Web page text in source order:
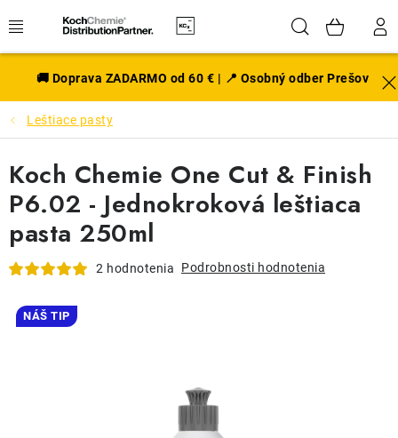
na
Hľadať
EXTERIÉR
DISKY A PNEU
INTERIÉR
PRÍSLUŠENSTVO
VÔNE DO AUTA
VÝHODNÉ SADY
🚚 Doprava ZADARMO od 60 € | 📍 Osobný odber Prešov
Leštiace pasty
Koch Chemie One Cut & Finish
P6.02 - Jednokroková leštiaca
pasta 250ml
2 hodnotenia Podrobnosti hodnotenia
NÁŠ TIP